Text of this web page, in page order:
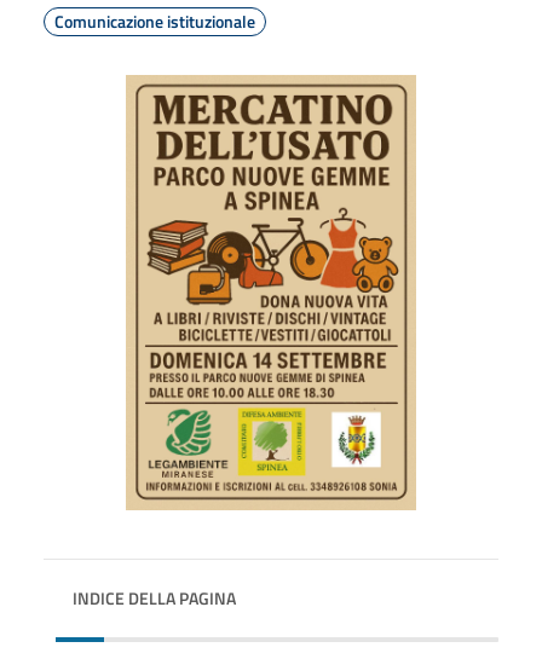
Comunicazione istituzionale
INDICE DELLA PAGINA